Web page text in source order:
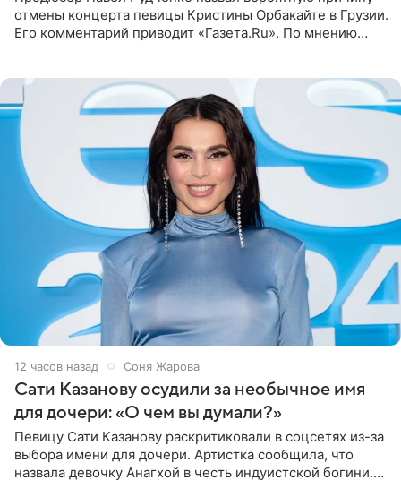
отмены концерта певицы Кристины Орбакайте в Грузии.
Его комментарий приводит «Газета.Ru». По мнению
12 часов назад Соня Жарова
Сати Казанову осудили за необычное имя
для дочери: «О чем вы думали?»
Певицу Сати Казанову раскритиковали в соцсетях из-за
выбора имени для дочери. Артистка сообщила, что
назвала девочку Анагхой в честь индуистской богини.